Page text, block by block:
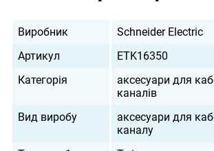
Виробник
Schneider Electric
Артикул
ETK16350
Категорія
аксесуари для
каналів
Вид виробу
аксесуари для
каналу